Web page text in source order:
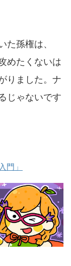
た孫権は、
めたくないは
りました。ナ
じゃないです
門」